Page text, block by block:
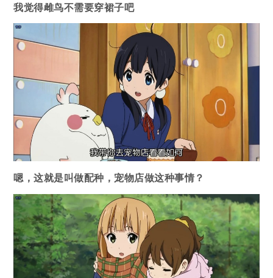
我觉得雌鸟不需要穿裙子吧
嗯，这就是叫做配种，宠物店做这种事情？